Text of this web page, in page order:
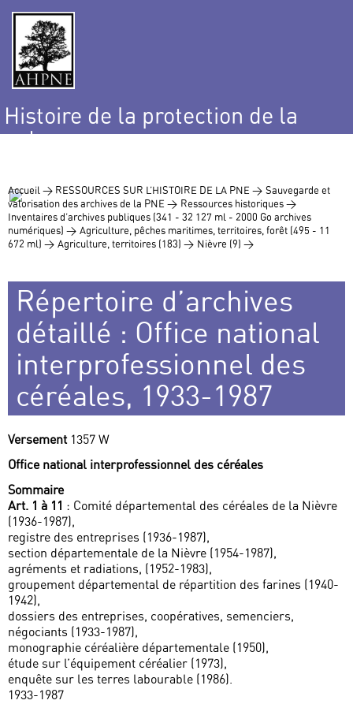
Histoire de la protection de la
nature
Accueil > RESSOURCES SUR L’HISTOIRE DE LA PNE > Sauvegarde et
valorisation des archives de la PNE > Ressources historiques >
Inventaires d’archives publiques (341 - 32 127 ml - 2000 Go archives
numériques) > Agriculture, pêches maritimes, territoires, forêt (495 - 11
672 ml) > Agriculture, territoires (183) > Nièvre (9) >
Répertoire d’archives
détaillé : Office national
interprofessionnel des
céréales, 1933-1987
Versement 1357 W
Office national interprofessionnel des céréales
Sommaire
Art. 1 à 11 : Comité départemental des céréales de la Nièvre
(1936-1987),
registre des entreprises (1936-1987),
section départementale de la Nièvre (1954-1987),
agréments et radiations, (1952-1983),
groupement départemental de répartition des farines (1940-
1942),
dossiers des entreprises, coopératives, semenciers,
négociants (1933-1987),
monographie céréalière départementale (1950),
étude sur l’équipement céréalier (1973),
enquête sur les terres labourable (1986).
1933-1987